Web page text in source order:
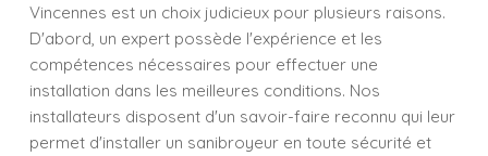
Vincennes est un choix judicieux pour plusieurs raisons.
D'abord, un expert possède l'expérience et les
compétences nécessaires pour effectuer une
installation dans les meilleures conditions. Nos
installateurs disposent d'un savoir-faire reconnu qui leur
permet d'installer un sanibroyeur en toute sécurité et